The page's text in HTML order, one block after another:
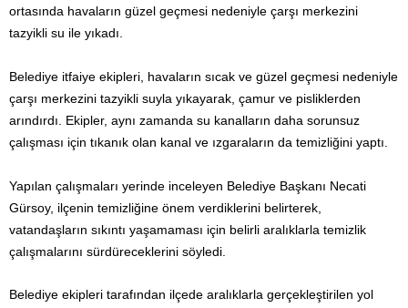
ortasında havaların güzel geçmesi nedeniyle çarşı merkezini
tazyikli su ile yıkadı.
Belediye itfaiye ekipleri, havaların sıcak ve güzel geçmesi nedeniyle
çarşı merkezini tazyikli suyla yıkayarak, çamur ve pisliklerden
arındırdı. Ekipler, aynı zamanda su kanalların daha sorunsuz
çalışması için tıkanık olan kanal ve ızgaraların da temizliğini yaptı.
Yapılan çalışmaları yerinde inceleyen Belediye Başkanı Necati
Gürsoy, ilçenin temizliğine önem verdiklerini belirterek,
vatandaşların sıkıntı yaşamaması için belirli aralıklarla temizlik
çalışmalarını sürdüreceklerini söyledi.
Belediye ekipleri tarafından ilçede aralıklarla gerçekleştirilen yol